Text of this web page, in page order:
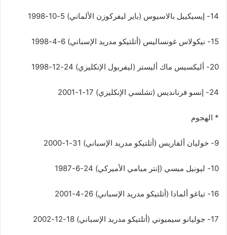
14- إيسيكييل بالاسيوس (باير ليفركوزن الألماني) 5-10-1998
15- نيكولاس غونساليس (أتلتيكو مدريد الإسباني) 6-4-1998
20- أليكسيس ماك أليستر (ليفربول الإنكليزي) 24-12-1998
24- إنسو فرنانديس (تشلسي الإنكليزي) 17-1-2001
* الهجوم
9- خوليان ألفاريس (أتلتيكو مدريد الإسباني) 31-1-2000
10- ليونيل ميسي (إنتر ميامي الأميركي) 24-6-1987
16- تياغو ألمادا (أتلتيكو مدريد الإسباني) 26-4-2001
17- جوليانو سيميوني (أتلتيكو مدريد الإسباني) 18-12-2002